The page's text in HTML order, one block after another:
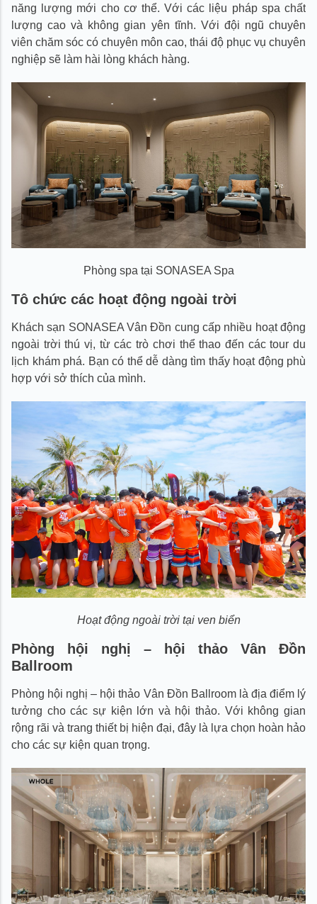
năng lượng mới cho cơ thể. Với các liệu pháp spa chất
lượng cao và không gian yên tĩnh. Với đội ngũ chuyên
viên chăm sóc có chuyên môn cao, thái độ phục vụ chuyên
nghiệp sẽ làm hài lòng khách hàng.
Phòng spa tại SONASEA Spa
Tô chức các hoạt động ngoài trời
Khách sạn SONASEA Vân Đồn cung cấp nhiều hoạt động
ngoài trời thú vị, từ các trò chơi thể thao đến các tour du
lịch khám phá. Bạn có thể dễ dàng tìm thấy hoạt động phù
hợp với sở thích của mình.
Hoạt động ngoài trời tại ven biển
Phòng hội nghị – hội thảo Vân Đồn
Ballroom
Phòng hội nghị – hội thảo Vân Đồn Ballroom là địa điểm lý
tưởng cho các sự kiện lớn và hội thảo. Với không gian
rộng rãi và trang thiết bị hiện đại, đây là lựa chọn hoàn hảo
cho các sự kiện quan trọng.